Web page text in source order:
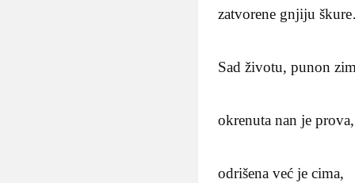
zatvorene gnjiju
Sad životu, punon
okrenuta nan je prova,
odrišena već je cima,